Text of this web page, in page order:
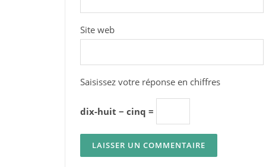
Site web
Saisissez votre réponse en chiffres
dix-huit − cinq =